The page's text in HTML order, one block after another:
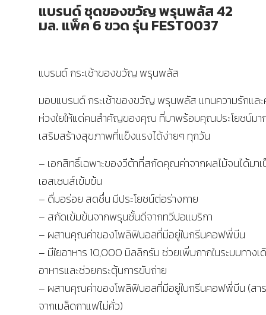
แบรนด์ ชุดของขวัญ พรุนพลัส 42
มล. แพ็ค 6 ขวด รุ่น FEST0037
แบรนด์ กระเช้าของขวัญ พรุนพลัส
มอบแบรนด์ กระเช้าของขวัญ พรุนพลัส แทนความรักและ
ห่วงใยให้แด่คนสำคัญของคุณ ที่มาพร้อมคุณประโยชน์มา
เสริมสร้างสุขภาพที่แข็งแรงได้ง่ายๆ ทุกวัน
– เอกสิทธิ์เฉพาะของวีต้าที่สกัดคุณค่าจากผลไม้จนได้มา
เอสเซนส์เข้มข้น
– ดื่มอร่อย สดชื่น มีประโยชน์ต่อร่างกาย
– สกัดเข้มข้นจากพรุนชั้นดีจากทวีปอแมริกา
– ผสานคุณค่าของโพลิฟินอลที่มีอยู่ในกรีนคอฟพี่บีน
– มีใยอาหาร 10,000 มิลลิกรัม ช่วยเพิ่มกากในระบบทางเ
อาหารและช่วยกระตุ้นการขับถ่าย
– ผสานคุณค่าของโพลิฟินอลที่มีอยู่ในกรีนคอฟพี่บีน (สา
จากเมล็ดกาแฟไม่คั่ว)